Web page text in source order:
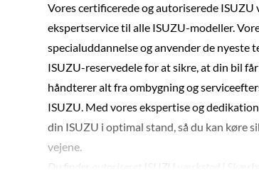
Vores certificerede og autoriserede
ekspertservice til alle ISUZU-modeller.
specialuddannelse og anvender de nyeste
ISUZU-reservedele for at sikre, at din bil
håndterer alt fra ombygning og
ISUZU. Med vores ekspertise og
din ISUZU i optimal stand, så du kan køre
vejene.
Du finder autoriseret ISUZU værksted i